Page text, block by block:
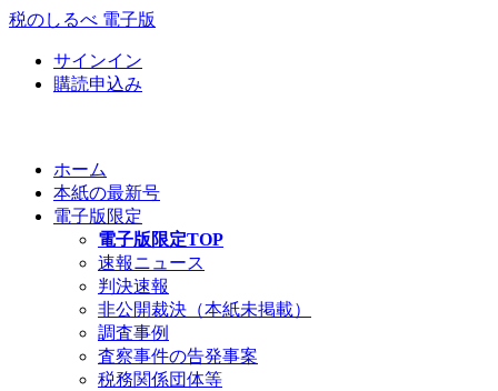
税のしるべ 電子版
サインイン
購読申込み
ホーム
本紙の最新号
電子版限定
電子版限定TOP
速報ニュース
判決速報
非公開裁決（本紙未掲載）
調査事例
査察事件の告発事案
税務関係団体等